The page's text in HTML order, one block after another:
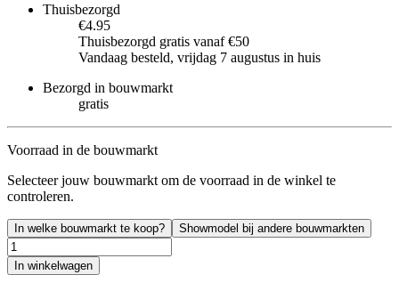
Thuisbezorgd
€4.95
Thuisbezorgd gratis vanaf €50
Vandaag besteld, vrijdag 7 augustus in huis
Bezorgd in bouwmarkt
gratis
Voorraad in de bouwmarkt
Selecteer jouw bouwmarkt om de voorraad in de winkel te
controleren.
In welke bouwmarkt te koop? Showmodel bij andere bouwmarkten
In winkelwagen